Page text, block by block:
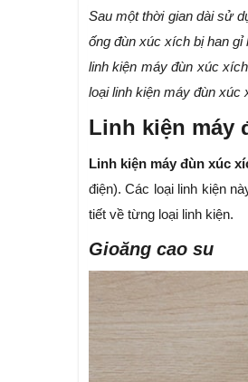
Sau một thời gian dài sử
ống đùn xúc xích bị han
linh kiện máy đùn xúc
loại linh kiện máy đùn xúc
Linh kiện máy
Linh kiện máy đùn xúc
điện). Các loại linh kiện
tiết về từng loại linh kiện.
Gioăng cao su